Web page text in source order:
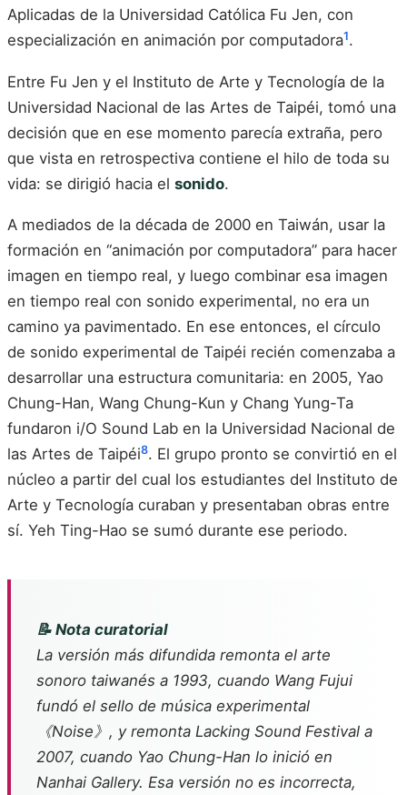
Aplicadas de la Universidad Católica Fu Jen, con
especialización en animación por computadora1.
Entre Fu Jen y el Instituto de Arte y Tecnología de la
Universidad Nacional de las Artes de Taipéi, tomó una
decisión que en ese momento parecía extraña, pero
que vista en retrospectiva contiene el hilo de toda su
vida: se dirigió hacia el sonido.
A mediados de la década de 2000 en Taiwán, usar la
formación en “animación por computadora” para hacer
imagen en tiempo real, y luego combinar esa imagen
en tiempo real con sonido experimental, no era un
camino ya pavimentado. En ese entonces, el círculo
de sonido experimental de Taipéi recién comenzaba a
desarrollar una estructura comunitaria: en 2005, Yao
Chung-Han, Wang Chung-Kun y Chang Yung-Ta
fundaron i/O Sound Lab en la Universidad Nacional de
las Artes de Taipéi8. El grupo pronto se convirtió en el
núcleo a partir del cual los estudiantes del Instituto de
Arte y Tecnología curaban y presentaban obras entre
sí. Yeh Ting-Hao se sumó durante ese periodo.
📝 Nota curatorial
La versión más difundida remonta el arte
sonoro taiwanés a 1993, cuando Wang Fujui
fundó el sello de música experimental
《Noise》, y remonta Lacking Sound Festival a
2007, cuando Yao Chung-Han lo inició en
Nanhai Gallery. Esa versión no es incorrecta,